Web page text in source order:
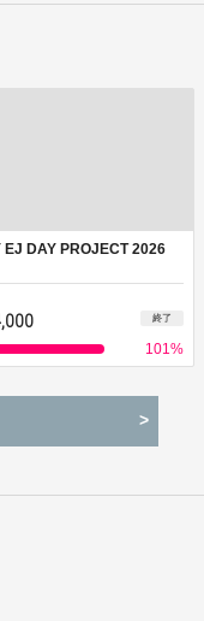
EJ DAY PROJECT 2026
終了
101 %